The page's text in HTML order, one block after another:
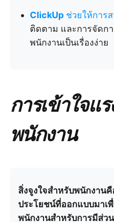
ClickUp ช่วยให้การส
ติดตาม และการจัดก
พนักงานเป็นเรื่องง่าย
การเข้าใจแ
พนักงาน
สิ่งจูงใจสำหรับพนักงาน
ประโยชน์ที่ออกแบบมาเ
พนักงานสำหรับการมีส่ว